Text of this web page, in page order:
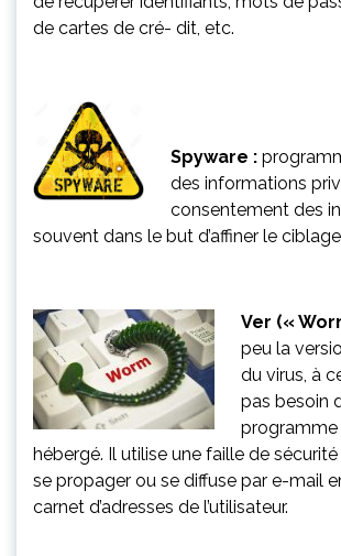
de cartes de cré- dit, etc.
Spyware :
des informations
consentement des
souvent dans le but d’affiner le
Ver («
peu la
du virus, à
pas besoin
hébergé. Il utilise une faille de
se propager ou se diffuse par e-mail
carnet d’adresses de l’utilisateur.